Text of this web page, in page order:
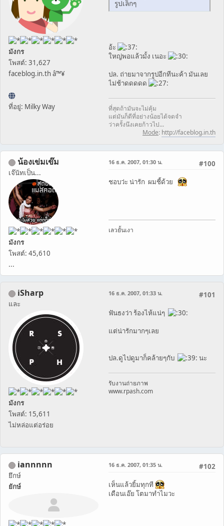
มังกร
โพสต์: 31,627
faceblog.in.th â™¥
ที่อยู่: Milky Way
รูปเล็กๆ
อ้ะ
ใหญ่พอแล้วมั้ง เนอะ
ปล. ถ่ายมาจากรูปอีกทีนะค้า มันเลย
ไม่ช้าดดดดด
ที่สุดถ้ามันจะไม่คุ้ม
แต่มันก็ดีที่อย่างน้อยได้จดจำ
ว่าครั้งนึงเคยก้าวไป...
Mode: http://faceblog.in.th
น้องเข่มเข๊ม
เจ๊นัทเป็น...
มังกร
โพสต์: 45,610
...
#100
16 ธ.ค. 2007, 01:30 น.
ชอบว่ะ น่ารัก ผมชี้ด้วย
เลวยั้นเงา
iSharp
และ
มังกร
โพสต์: 15,611
ไม่หล่อแต่อร่อย
#101
16 ธ.ค. 2007, 01:33 น.
ฟันธงว่า ร้องไห้แน่ๆ
แต่น่ารักมากๆเลย
ปล.ดูไปดูมาก็คล้ายๆกับ นะ
รับงานถ่ายภาพ
www.rpash.com
iannnnn
ยึกษ์
ยักษ์
#102
16 ธ.ค. 2007, 01:35 น.
เห็นแล้วยิ้มทุกที
เดือนเอ๊ย โตมาทำไมวะ